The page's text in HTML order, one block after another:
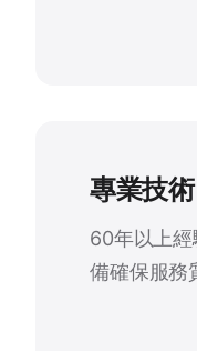
專業技術
60年以上
備確保服務